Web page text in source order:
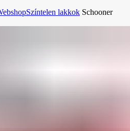
Színtelen lakkok Schooner